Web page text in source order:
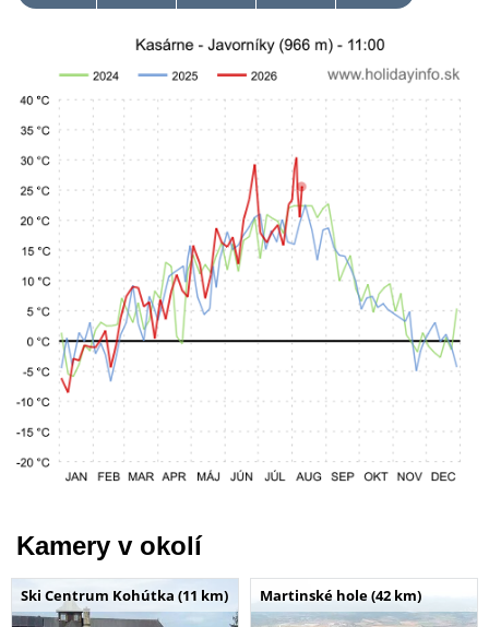
Kamery v okolí
Ski Centrum Kohútka (11 km) Martinské hole (42 km)